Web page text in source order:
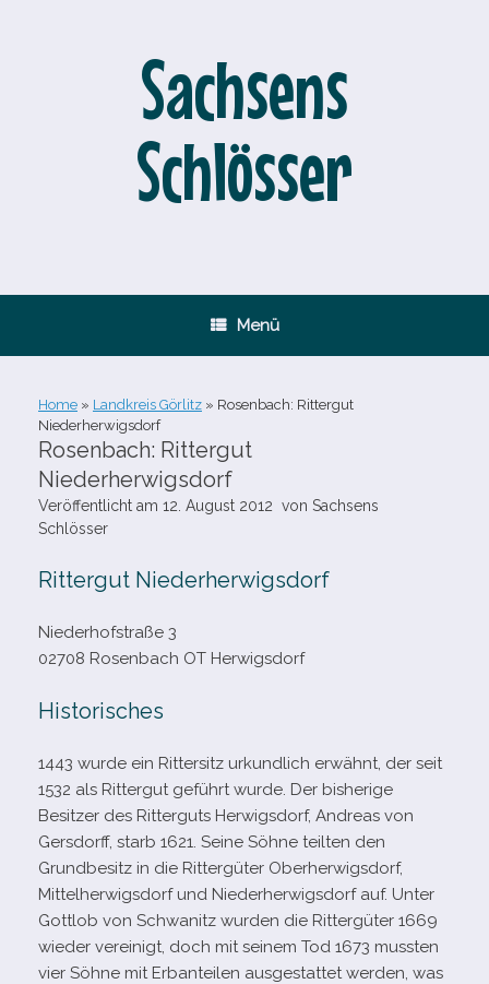
Sachsens
Schlösser
Menü
Home » Landkreis Görlitz » Rosenbach: Rittergut
Niederherwigsdorf
Rosenbach: Rittergut
Niederherwigsdorf
Veröffentlicht am 12. August 2012 von Sachsens
Schlösser
Rittergut Niederherwigsdorf
Niederhofstraße 3
02708 Rosenbach OT Herwigsdorf
Historisches
1443 wurde ein Rittersitz urkund­lich erwähnt, der seit
1532 als Rittergut geführt wurde. Der bis­he­rige
Besitzer des Ritterguts Herwigsdorf, Andreas von
Gersdorff, starb 1621. Seine Söhne teil­ten den
Grundbesitz in die Rittergüter Oberherwigsdorf,
Mittelherwigsdorf und Niederherwigsdorf auf. Unter
Gottlob von Schwanitz wur­den die Rittergüter 1669
wie­der ver­ei­nigt, doch mit sei­nem Tod 1673 muss­ten
vier Söhne mit Erbanteilen aus­ge­stat­tet wer­den, was